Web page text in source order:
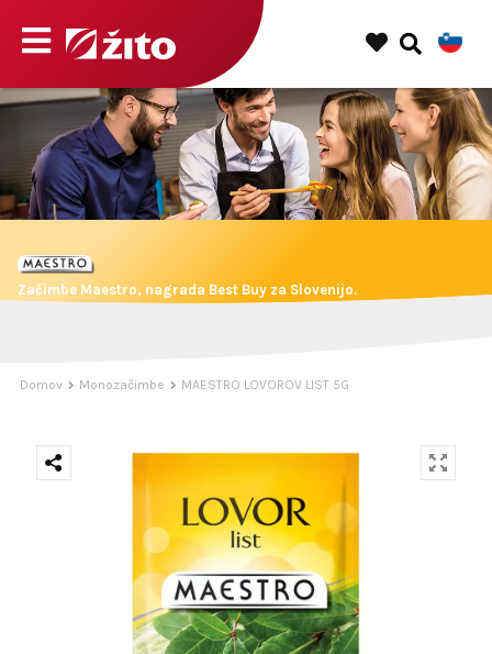
Začimbe Maestro, nagrada Best Buy za Slovenijo.
Domov Monozačimbe MAESTRO LOVOROV LIST 5G